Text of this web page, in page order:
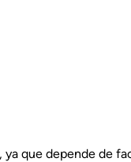
ya que depende de